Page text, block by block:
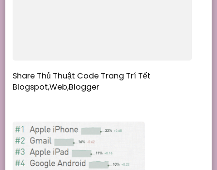
Share Thủ Thuật Code Trang Trí Tết
Blogspot,Web,Blogger